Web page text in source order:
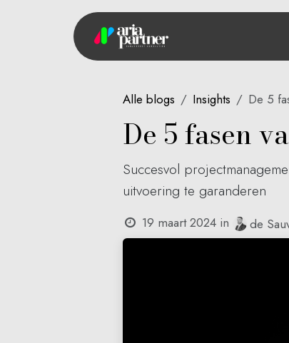
Alle blogs Insights De 5
De 5 fasen
Succesvol
uitvoering te garanderen
19 maart 2024 in de